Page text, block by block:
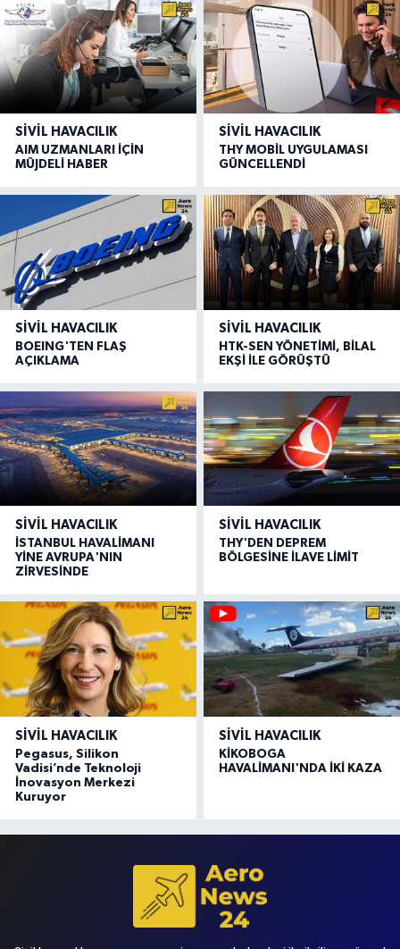
SIVIL HAVACILIK
AIM UZMANLARI İÇİN
MÜJDELİ HABER
SIVIL HAVACILIK
THY MOBİL UYGULAMASI
GÜNCELLENDİ
SIVIL HAVACILIK
BOEING'TEN FLAŞ
AÇIKLAMA
SIVIL HAVACILIK
HTK-SEN YÖNETİMİ, BİLAL
EKŞİ İLE GÖRÜŞTÜ
SIVIL HAVACILIK
İSTANBUL HAVALİMANI
YİNE AVRUPA'NIN
ZİRVESİNDE
SIVIL HAVACILIK
THY'DEN DEPREM
BÖLGESİNE İLAVE LİMİT
SIVIL HAVACILIK
Pegasus, Silikon
Vadisi’nde Teknoloji
İnovasyon Merkezi
Kuruyor
SIVIL HAVACILIK
KİKOBOGA
HAVALİMANI'NDA İKİ KAZA